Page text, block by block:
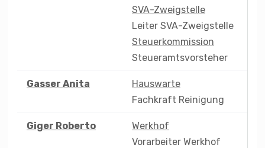
SVA-Zweigstelle
Leiter SVA-Zweigstelle
Steuerkommission
Steueramtsvorsteher
Gasser Anita
Hauswarte
Fachkraft Reinigung
Giger Roberto
Werkhof
Vorarbeiter Werkhof